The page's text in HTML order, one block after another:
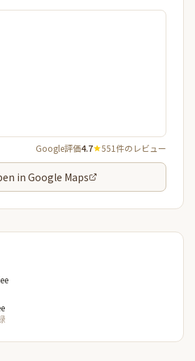
Google評価4.7 551件のレビュー
in Google Maps